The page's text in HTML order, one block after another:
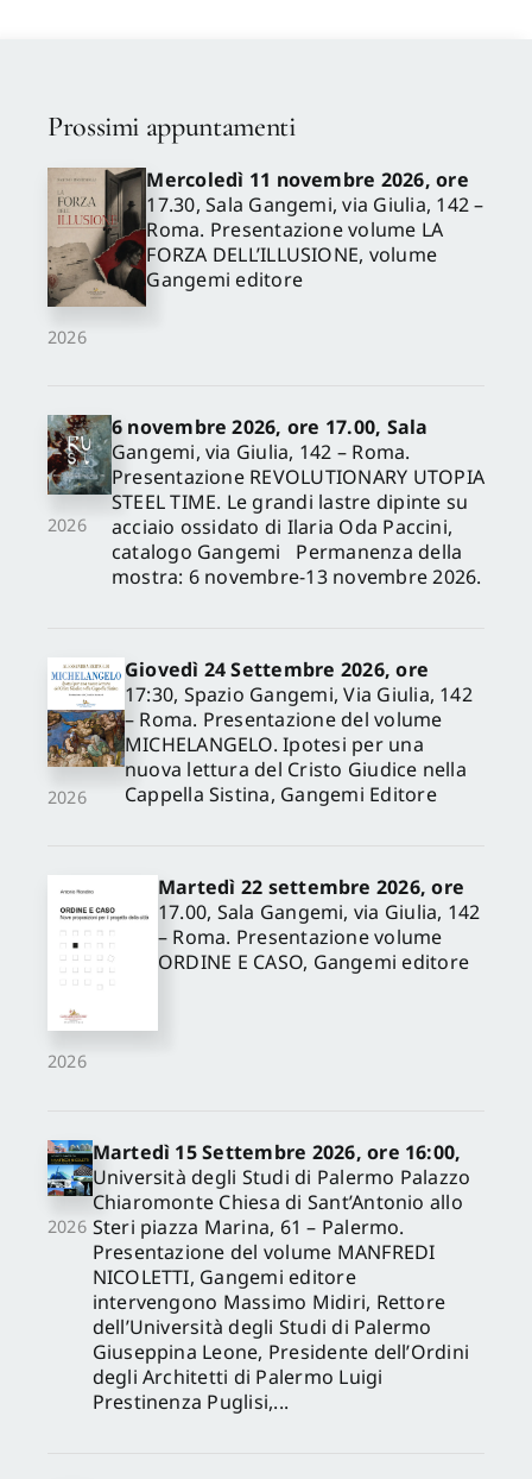
Prossimi appuntamenti
2026
Mercoledì 11 novembre 2026, ore
17.30, Sala Gangemi, via Giulia, 142 –
Roma. Presentazione volume LA
FORZA DELL’ILLUSIONE, volume
Gangemi editore
2026
6 novembre 2026, ore 17.00, Sala
Gangemi, via Giulia, 142 – Roma.
Presentazione REVOLUTIONARY UTOPIA
STEEL TIME. Le grandi lastre dipinte su
acciaio ossidato di Ilaria Oda Paccini,
catalogo Gangemi Permanenza della
mostra: 6 novembre-13 novembre 2026.
2026
Giovedì 24 Settembre 2026, ore
17:30, Spazio Gangemi, Via Giulia, 142
– Roma. Presentazione del volume
MICHELANGELO. Ipotesi per una
nuova lettura del Cristo Giudice nella
Cappella Sistina, Gangemi Editore
2026
Martedì 22 settembre 2026, ore
17.00, Sala Gangemi, via Giulia, 142
– Roma. Presentazione volume
ORDINE E CASO, Gangemi editore
2026
Martedì 15 Settembre 2026, ore 16:00,
Università degli Studi di Palermo Palazzo
Chiaromonte Chiesa di Sant’Antonio allo
Steri piazza Marina, 61 – Palermo.
Presentazione del volume MANFREDI
NICOLETTI, Gangemi editore
intervengono Massimo Midiri, Rettore
dell’Università degli Studi di Palermo
Giuseppina Leone, Presidente dell’Ordini
degli Architetti di Palermo Luigi
Prestinenza Puglisi,...